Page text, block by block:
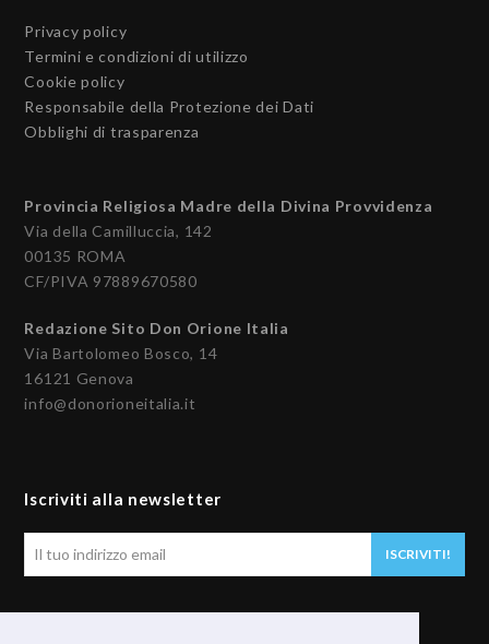
Privacy policy
Termini e condizioni di utilizzo
Cookie policy
Responsabile della Protezione dei Dati
Obblighi di trasparenza
Provincia Religiosa Madre della Divina Provvidenza
Via della Camilluccia, 142
00135 ROMA
CF/PIVA 97889670580
Redazione Sito Don Orione Italia
Via Bartolomeo Bosco, 14
16121 Genova
info@donorioneitalia.it
Iscriviti alla newsletter
ISCRIVITI!